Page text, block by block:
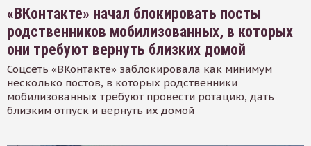
«ВКонтакте» начал блокировать посты
родственников мобилизованных, в которых
они требуют вернуть близких домой
Соцсеть «ВКонтакте» заблокировала как минимум
несколько постов, в которых родственники
мобилизованных требуют провести ротацию, дать
близким отпуск и вернуть их домой